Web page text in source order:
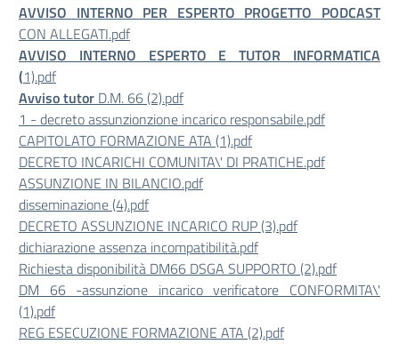
AVVISO INTERNO PER ESPERTO PROGETTO PODCAST
CON ALLEGATI.pdf
AVVISO INTERNO ESPERTO E TUTOR INFORMATICA
(1).pdf
Avviso tutor D.M. 66 (2).pdf
1 - decreto assunzionzione incarico responsabile.pdf
CAPITOLATO FORMAZIONE ATA (1).pdf
DECRETO INCARICHI COMUNITA\' DI PRATICHE.pdf
ASSUNZIONE IN BILANCIO.pdf
disseminazione (4).pdf
DECRETO ASSUNZIONE INCARICO RUP (3).pdf
dichiarazione assenza incompatibilità.pdf
Richiesta disponibilità DM66 DSGA SUPPORTO (2).pdf
DM 66 -assunzione incarico verificatore CONFORMITA\'
(1).pdf
REG ESECUZIONE FORMAZIONE ATA (2).pdf